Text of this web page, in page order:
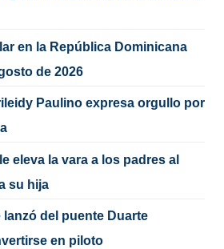
en la República Dominicana
de 2026
Paulino expresa orgullo por
eleva la vara a los padres al
su hija
del puente Duarte
en piloto